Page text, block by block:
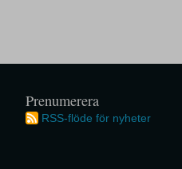
Prenumerera
RSS-flöde för nyheter